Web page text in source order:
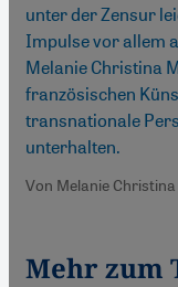
unter der Zensur
Impulse vor allem
Melanie Christina
französischen
transnationale
unterhalten.
Von Melanie
Mehr zum